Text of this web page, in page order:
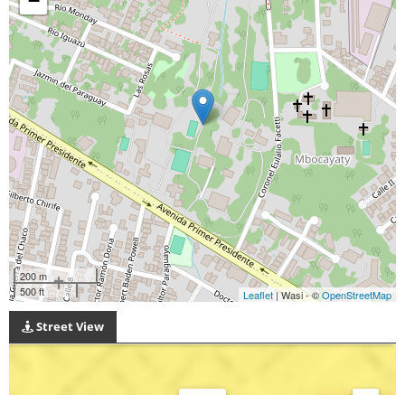
200 m
500 ft
Leaflet| Wasi - ©OpenStreetMap
Street View